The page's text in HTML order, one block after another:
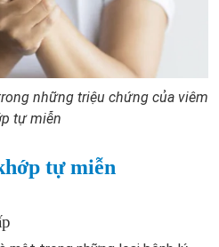
những triệu chứng của viêm
tự miễn
tự miễn